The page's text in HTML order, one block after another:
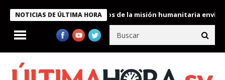
NOTICIAS DE ÚLTIMA HORA
condecora a miembros de la misión humanitaria enviada a